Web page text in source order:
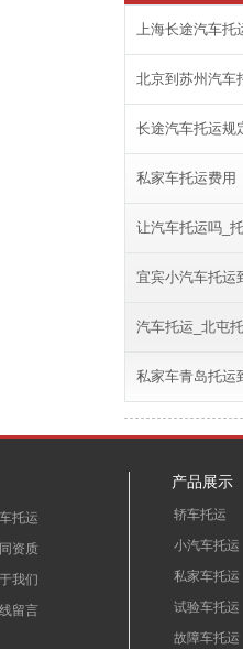
上海长途汽车托
北京到苏州汽车
长途汽车托运规
私家车托运费用
让汽车托运吗_
宜宾小汽车托运
汽车托运_北屯
私家车青岛托运
托运
资质
我们
留言
产品展示
轿车托运
小汽车托运
私家车托运
试验车托运
故障车托运